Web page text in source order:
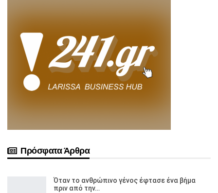
Πρόσφατα Άρθρα
Όταν το ανθρώπινο γένος έφτασε ένα βήμα
πριν από την…